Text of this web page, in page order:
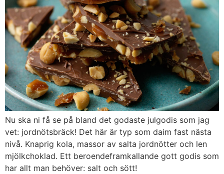
Nu ska ni få se på bland det godaste julgodis som jag
vet: jordnötsbräck! Det här är typ som daim fast nästa
nivå. Knaprig kola, massor av salta jordnötter och len
mjölkchoklad. Ett beroendeframkallande gott godis som
har allt man behöver: salt och sött!